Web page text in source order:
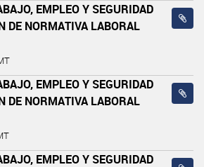
EMPLEO Y SEGURIDAD
DE NORMATIVA LABORAL
EMPLEO Y SEGURIDAD
DE NORMATIVA LABORAL
EMPLEO Y SEGURIDAD